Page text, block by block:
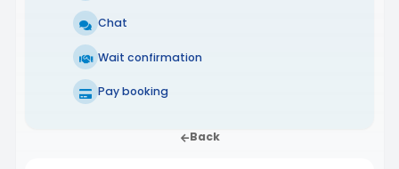
Chat
Wait confirmation
Pay booking
Back